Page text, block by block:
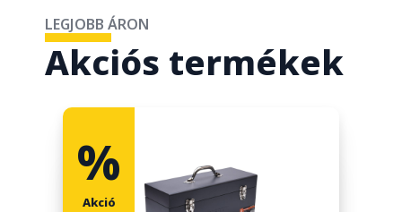
LEGJOBB ÁRON
Akciós termékek
%
Akció